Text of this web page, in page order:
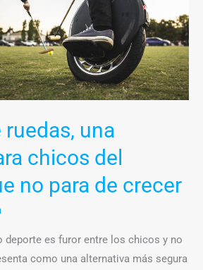
una
chicos del
no para de crecer
deporte es furor entre los chicos y no
como una alternativa más segura